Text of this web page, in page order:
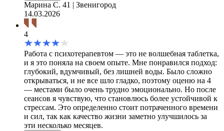
Марина С. 41 | Звенигород
14.03.2026
4
Работа с психотерапевтом — это не волшебная таблетка,
и я это поняла на своем опыте. Мне понравился подход:
глубокий, вдумчивый, без лишней воды. Было сложно
открываться, и не все шло гладко, поэтому оценю на 4
— местами было очень трудно эмоционально. Но после
сеансов я чувствую, что становлюсь более устойчивой к
стрессам. Это определенно стоит потраченного времени
и сил, так как качество жизни заметно улучшилось за
эти несколько месяцев.